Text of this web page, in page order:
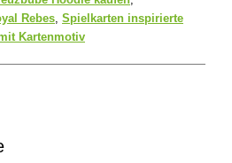
Rebes Spielkarten inspirierte
Kartenmotiv